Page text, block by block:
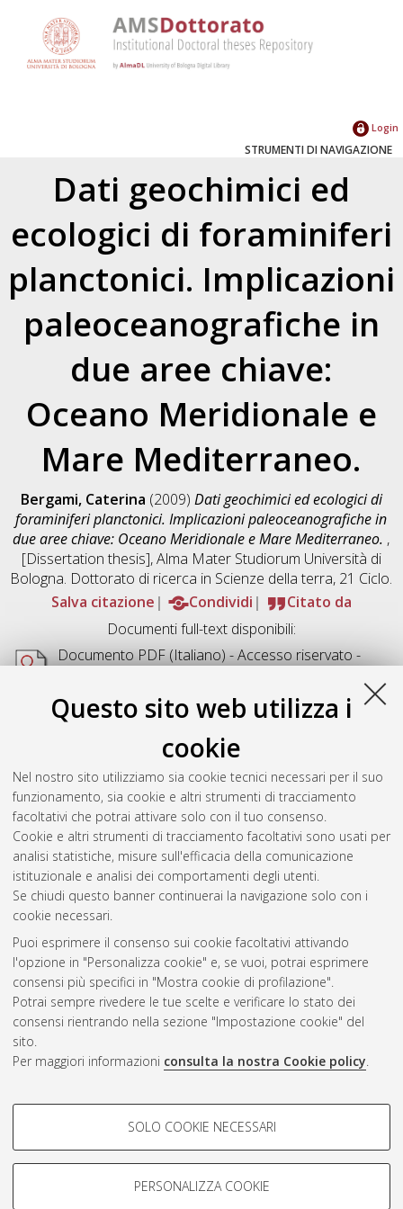
Questo sito web utilizza i
cookie
Nel nostro sito utilizziamo sia cookie tecnici necessari per il suo
funzionamento, sia cookie e altri strumenti di tracciamento
facoltativi che potrai attivare solo con il tuo consenso.
Cookie e altri strumenti di tracciamento facoltativi sono usati per
analisi statistiche, misure sull'efficacia della comunicazione
istituzionale e analisi dei comportamenti degli utenti.
Se chiudi questo banner continuerai la navigazione solo con i
cookie necessari.
Puoi esprimere il consenso sui cookie facoltativi attivando
l'opzione in "Personalizza cookie" e, se vuoi, potrai esprimere
consensi più specifici in "Mostra cookie di profilazione".
Potrai sempre rivedere le tue scelte e verificare lo stato dei
consensi rientrando nella sezione "Impostazione cookie" del
sito.
Per maggiori informazioni consulta la nostra Cookie policy.
COOKIE DI PROFILAZIONE -
Si tratta di cookie utilizzati per analizzare le caratteristiche della
navigazione degli utenti, creare profili in base al loro comportamento
SOLO COOKIE NECESSARI
PERSONALIZZA COOKIE
Login
STRUMENTI DI NAVIGAZIONE
Dati geochimici ed
ecologici di foraminiferi
planctonici. Implicazioni
paleoceanografiche in
due aree chiave:
Oceano Meridionale e
Mare Mediterraneo.
Bergami, Caterina (2009) Dati geochimici ed ecologici di
foraminiferi planctonici. Implicazioni paleoceanografiche in
due aree chiave: Oceano Meridionale e Mare Mediterraneo. ,
[Dissertation thesis], Alma Mater Studiorum Università di
Bologna. Dottorato di ricerca in Scienze della terra, 21 Ciclo.
Salva citazione
Condividi
Citato da
Documenti full-text disponibili:
Documento PDF(Italiano) - Accesso riservato -
Acrobat Reader
Download (5MB)
Abstract
Altri metadati
Gestione del documento:
Atom
Rss 1.0
Rss 2.0
ISSN: 2038-7946
Impostazioni Cookie
Informativa sulla privacy
Condizioni d’uso del sito